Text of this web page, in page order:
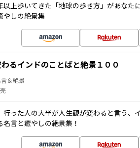
以上歩いてきた「地球の歩き方」があなた
やしの絶景集
るインドのことばと絶景１００
＆絶景
行った人の大半が人生観が変わると言う、
名言と癒やしの絶景集！